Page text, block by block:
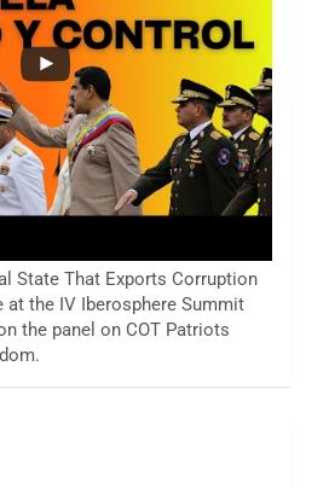
State That Exports Corruption
the IV Iberosphere Summit
the panel on COT Patriots